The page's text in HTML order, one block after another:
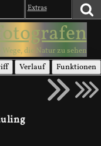
Extras
Wege, die Natur zu sehen
Verlauf Funktionen